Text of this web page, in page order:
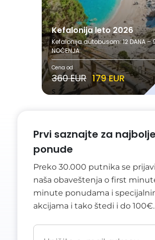
Kefalonija leto 2026
Kefalonija autobusom: 12 DANA –
NOĆENJA
Cena od
360 EUR 179 EUR
s
08.09.2026. -
Pogledaj
Prvi saznajte za najbolje
ponude
Preko 30.000 putnika se
naša obaveštenja o first
minute ponudama i
akcijama i tako štedi i do 100€.